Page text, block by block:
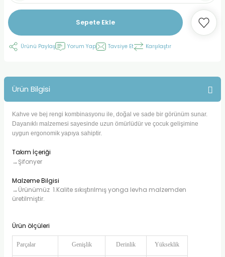
Sepete Ekle
Ürünü Paylaş Yorum Yap Tavsiye Et Karşılaştır
Ürün Bilgisi
Kahve ve bej rengi kombinasyonu ile, doğal ve sade bir görünüm sunar.
Dayanıklı malzemesi sayesinde uzun ömürlüdür ve çocuk gelişimine
uygun ergonomik yapıya sahiptir.
Takım İçeriği
→Şifonyer
Malzeme Bilgisi
→Ürünümüz 1.Kalite sıkıştırılmış yonga levha malzemden
üretilmiştir.
Ürün ölçüleri
Parçalar Genişlik Derinlik Yükseklik